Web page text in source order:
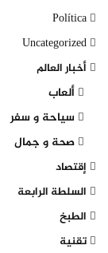
Política
Uncategorized
أخبار العالم
ألعاب
سياحة و سفر
صحة و جمال
إقتصاد
السلطة الرابعة
الطبخ
تقنية